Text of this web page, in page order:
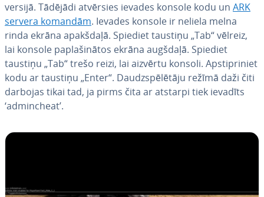
versijā. Tādējādi atvērsies ievades konsole kodu un ARK
servera komandām. Ievades konsole ir neliela melna
rinda ekrāna apakšdaļā. Spiediet taustiņu „Tab“ vēlreiz,
lai konsole pa­pla­ši­nā­tos ekrāna augšdaļā. Spiediet
taustiņu „Tab“ trešo reizi, lai aizvērtu konsoli. Ap­stip­ri­niet
kodu ar taustiņu „Enter“. Daudzspē­lē­tā­ju režīmā daži čiti
darbojas tikai tad, ja pirms čita ar atstarpi tiek ievadīts
‘ad­mincheat’.